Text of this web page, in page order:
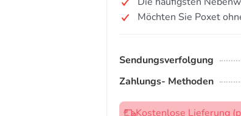
Möchten Sie Poxet
Sendungsverfolgung
Zahlungs- Methoden
Kostenlose Lieferung